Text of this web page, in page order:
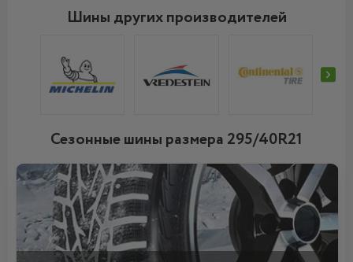
Шины других производителей
Сезонные шины размера 295/40R21